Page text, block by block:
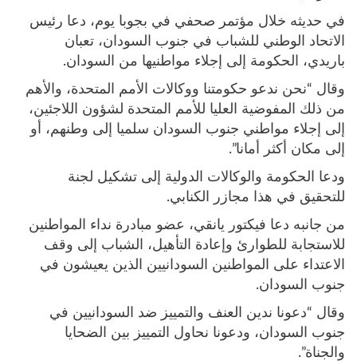
في حديثه خلال مؤتمر صحفي في بجوبا يوم، دعا رئيس
الاتحاد الوطني للشباب في جنوب السودان، تعبان
باريدي، الحكومة إلى إجلاء مواطنيها من السودان.
وقال “نحن ندعو حكومتنا ووكالات الأمم المتحدة، والأهم
من ذلك المفوضية العليا للأمم المتحدة لشؤون اللاجئين،
إلى إجلاء مواطني جنوب السودان سلميا إلى وطنهم، أو
إلى مكان أكثر أمانا”.
ودعا الحكومة والوكالات الدولية إلى تشكيل لجنة
للتحقيق في هذا مجازر الكنابي.
من جانبه دعا فيكتور يانقي، عضو مبادرة نداء المواطنين
للاستجابة للطوارئ وإعادة التأهيل، الشباب إلى وقف
الاعتداء على المواطنين السودانيين الذين يعيشون في
جنوب السودان.
وقال “دعونا ندين العنف والتمييز ضد السودانيين في
جنوب السودان، ودعونا نحاول التمييز بين الضحايا
والجناة”.